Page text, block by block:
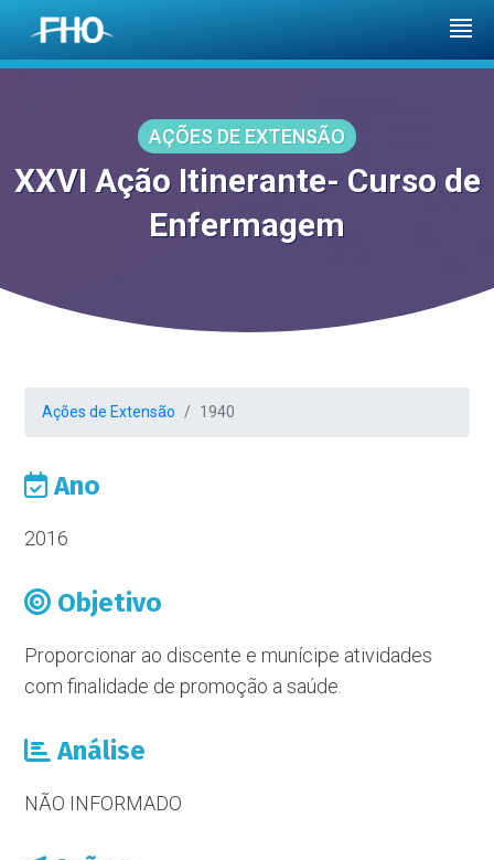
AÇÕES DE EXTENSÃO
XXVI Ação Itinerante- Curso de
Enfermagem
Ações de Extensão 1940
Ano
2016
Objetivo
Proporcionar ao discente e munícipe atividades
com finalidade de promoção a saúde.
Análise
NÃO INFORMADO